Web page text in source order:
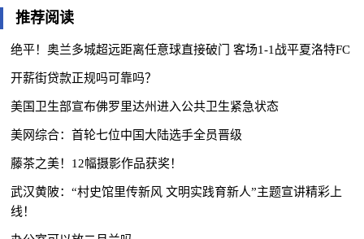
推荐阅读
绝平！奥兰多城超远距离任意球直接破门 客场1-1战平夏洛特FC
开薪街贷款正规吗可靠吗？
美国卫生部宣布佛罗里达州进入公共卫生紧急状态
美网综合：首轮七位中国大陆选手全员晋级
藤茶之美！12幅摄影作品获奖！
武汉黄陂：“村史馆里传新风 文明实践育新人”主题宣讲精彩上
线！